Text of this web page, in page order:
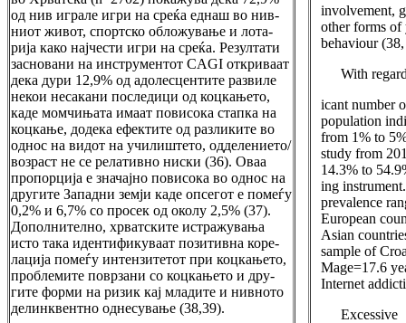
од нив играле игри на среќа еднаш во нив-
ниот живот, спортско обложување и лота-
рија како најчести игри на среќа. Резултати
засновани на инструментот CAGI откриваат
дека дури 12,9% од адолесцентите развиле
некои несакани последици од коцкањето,
каде момчињата имаат повисока стапка на
коцкање, додека ефектите од разликите во
однос на видот на училиштето, одделението/
возраст не се релативно ниски (36). Оваа
пропорција е значајно повисока во однос на
другите Западни земји каде опсегот е помеѓу
0,2% и 6,7% со просек од околу 2,5% (37).
Дополнително, хрватските истражувања
исто така идентификуваат позитивна коре-
лација помеѓу интензитетот при коцкањето,
проблемите поврзани со коцкањето и дру-
гите форми на ризик кај младите и нивното
делинквентно однесување (38,39).
involvement,
other forms of
behaviour
With
icant number
population
from 1% to
study from
14.3% to
ing
prevalence
European
Asian
sample of
Mage=17.6
Internet